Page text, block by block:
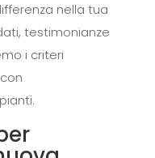
nella tua
testimonianze
i criteri